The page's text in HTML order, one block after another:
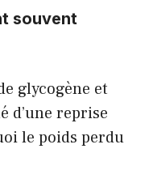
souvent
glycogène et
d’une reprise
le poids perdu